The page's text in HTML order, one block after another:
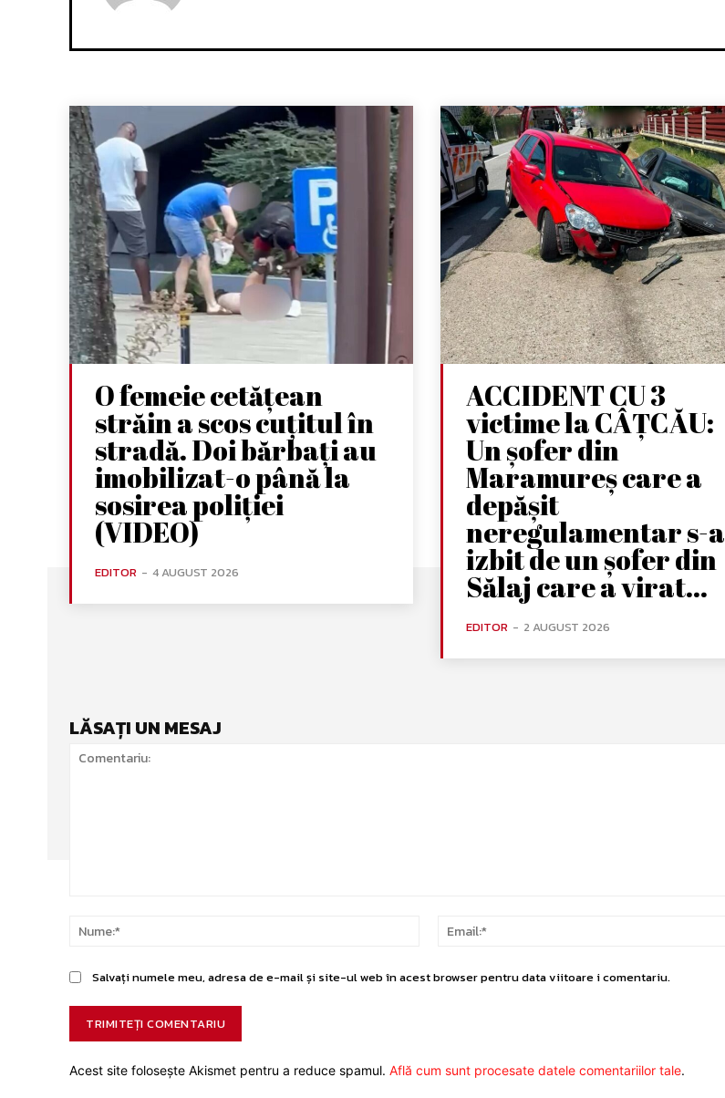
O femeie cetățean
străin a scos cuțitul în
stradă. Doi bărbați au
imobilizat-o până la
sosirea poliției
(VIDEO)
EDITOR - 4 AUGUST 2026
ACCIDENT CU 3
victime la CÂȚCĂU:
Un șofer din
Maramureș care a
depășit
neregulamentar s-a
izbit de un șofer din
Sălaj care a virat...
EDITOR - 2 AUGUST 2026
LĂSAȚI UN MESAJ
Nume:*
Salvați numele meu, adresa de e-mail și site-ul web în acest browser pentru data viitoare i comentariu.
Acest site folosește Akismet pentru a reduce spamul. Află cum sunt procesate datele comentariilor tale.